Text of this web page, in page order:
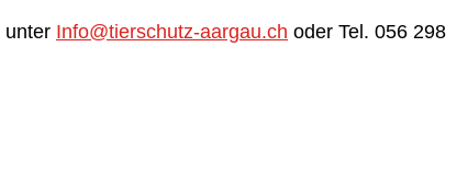
unter Info@tierschutz-aargau.ch oder Tel. 056 298